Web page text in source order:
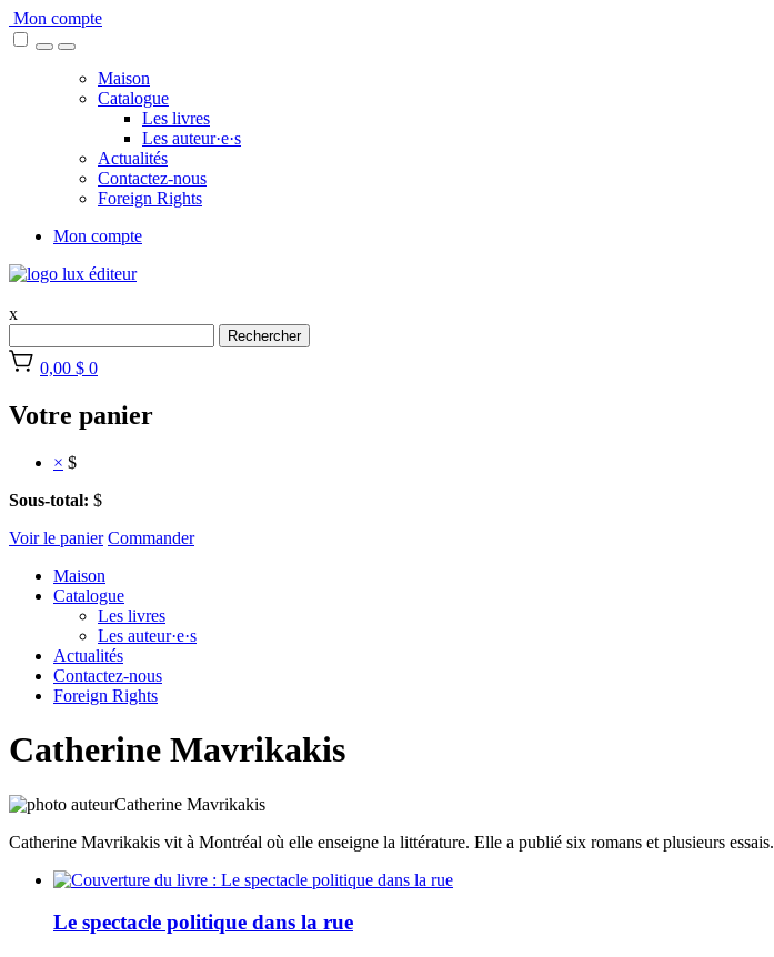
Skip
to
Mon compte
Maison
Catalogue
Les livres
Les auteur·e·s
Actualités
Contactez-nous
Foreign Rights
Mon compte
x
Rechercher
0,00 $ 0
Votre panier
× $
Sous-total: $
Voir le panier Commander
Maison
Catalogue
Les livres
Les auteur·e·s
Actualités
Contactez-nous
Foreign Rights
Catherine Mavrikakis
Catherine Mavrikakis vit à Montréal où elle enseigne la littérature. Elle a publié six romans et plusieurs essais.
Le spectacle politique dans la rue